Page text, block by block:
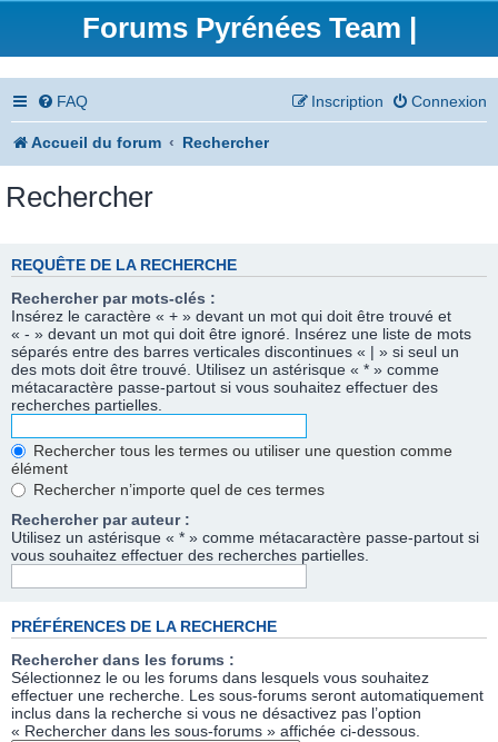
Forums Pyrénées Team |
FAQ Connexion
Inscription
Accueil du forum Rechercher
Rechercher
REQUÊTE DE LA RECHERCHE
Rechercher par mots-clés :
Insérez le caractère « + » devant un mot qui doit être trouvé et
« - » devant un mot qui doit être ignoré. Insérez une liste de mots
séparés entre des barres verticales discontinues « | » si seul un
des mots doit être trouvé. Utilisez un astérisque « * » comme
métacaractère passe-partout si vous souhaitez effectuer des
recherches partielles.
Rechercher tous les termes ou utiliser une question comme
élément
Rechercher n’importe quel de ces termes
Rechercher par auteur :
Utilisez un astérisque « * » comme métacaractère passe-partout si
vous souhaitez effectuer des recherches partielles.
PRÉFÉRENCES DE LA RECHERCHE
Rechercher dans les forums :
Sélectionnez le ou les forums dans lesquels vous souhaitez
effectuer une recherche. Les sous-forums seront automatiquement
inclus dans la recherche si vous ne désactivez pas l’option
« Rechercher dans les sous-forums » affichée ci-dessous.